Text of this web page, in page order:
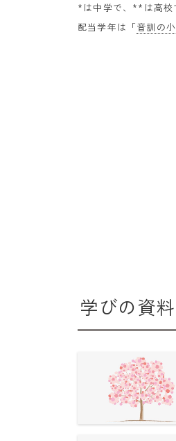
*は中学で、**は高校
配当学年は「音訓の
学びの資料